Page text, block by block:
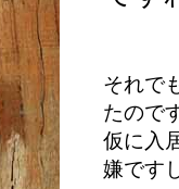
それで
たので
仮に入
嫌です